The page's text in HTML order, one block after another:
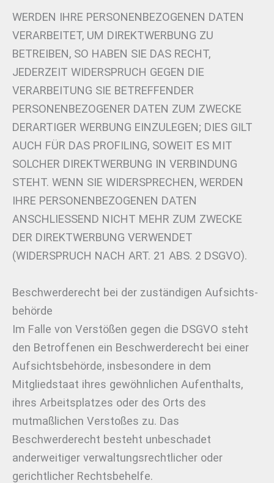
WERDEN IHRE PERSONENBEZOGENEN DATEN
VERARBEITET, UM DIREKTWERBUNG ZU
BETREIBEN, SO HABEN SIE DAS RECHT,
JEDERZEIT WIDERSPRUCH GEGEN DIE
VERARBEITUNG SIE BETREFFENDER
PERSONENBEZOGENER DATEN ZUM ZWECKE
DERARTIGER WERBUNG EINZULEGEN; DIES GILT
AUCH FÜR DAS PROFILING, SOWEIT ES MIT
SOLCHER DIREKTWERBUNG IN VERBINDUNG
STEHT. WENN SIE WIDERSPRECHEN, WERDEN
IHRE PERSONENBEZOGENEN DATEN
ANSCHLIESSEND NICHT MEHR ZUM ZWECKE
DER DIREKTWERBUNG VERWENDET
(WIDERSPRUCH NACH ART. 21 ABS. 2 DSGVO).
Beschwerde­recht bei der zuständigen Aufsichts­
behörde
Im Falle von Verstößen gegen die DSGVO steht
den Betroffenen ein Beschwerderecht bei einer
Aufsichtsbehörde, insbesondere in dem
Mitgliedstaat ihres gewöhnlichen Aufenthalts,
ihres Arbeitsplatzes oder des Orts des
mutmaßlichen Verstoßes zu. Das
Beschwerderecht besteht unbeschadet
anderweitiger verwaltungsrechtlicher oder
gerichtlicher Rechtsbehelfe.